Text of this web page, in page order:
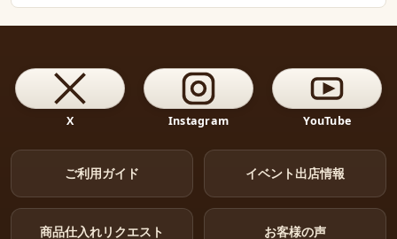
X Instagram YouTube
ご利用ガイド イベント出店情報
商品仕入れリクエスト お客様の声